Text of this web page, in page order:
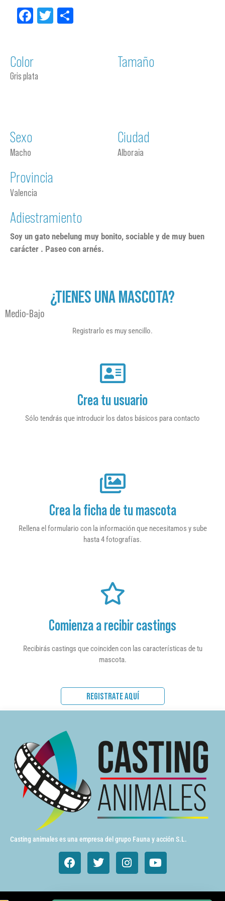
Facebook
Twitter
Color
Gris plata
Tamaño
Sexo
Macho
Ciudad
Alboraia
Provincia
Valencia
Adiestramiento
Soy un gato nebelung muy bonito, sociable y de muy buen
carácter . Paseo con arnés.
¿TIENES UNA MASCOTA?
Medio-Bajo
Registrarlo es muy sencillo.
Crea tu usuario
Sólo tendrás que introducir los datos básicos para contacto
Crea la ficha de tu mascota
Rellena el formulario con la información que necesitamos y sube
hasta 4 fotografías.
Comienza a recibir castings
Recibirás castings que coinciden con las características de tu
mascota.
REGISTRATE AQUÍ
Casting animales es una empresa del grupo Fauna y acción S.L.